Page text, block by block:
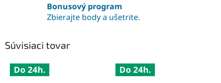
Bonusový program
Zbierajte body a ušetrite.
Súvisiaci tovar
Do 24h. Do 24h.